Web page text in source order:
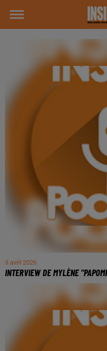
3 avril 2026
INTERVIEW DE MYLÈNE